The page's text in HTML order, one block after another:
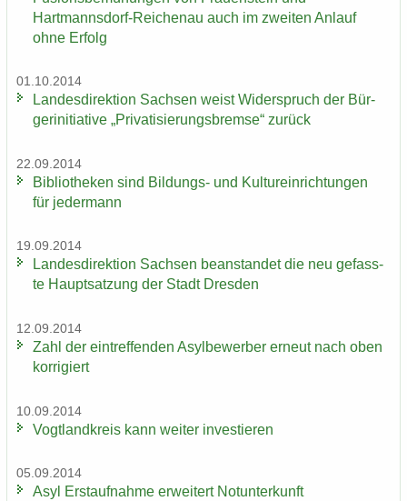
Hartmannsdorf-​Reichenau auch im zwei­ten An­lauf
ohne Er­folg
01.10.2014
Lan­des­di­rek­ti­on Sach­sen weist Wi­der­spruch der Bür­
ger­initia­ti­ve „Pri­va­ti­sie­rungs­brem­se“ zu­rück
22.09.2014
Bi­blio­the­ken sind Bildungs-​ und Kul­tur­ein­rich­tun­gen
für je­der­mann
19.09.2014
Lan­des­di­rek­ti­on Sach­sen be­an­stan­det die neu ge­fass­
te Haupt­sat­zung der Stadt Dres­den
12.09.2014
Zahl der ein­tref­fen­den Asyl­be­wer­ber er­neut nach oben
kor­ri­giert
10.09.2014
Vogt­land­kreis kann wei­ter in­ves­tie­ren
05.09.2014
Asyl Erst­auf­nah­me er­wei­tert Not­un­ter­kunft